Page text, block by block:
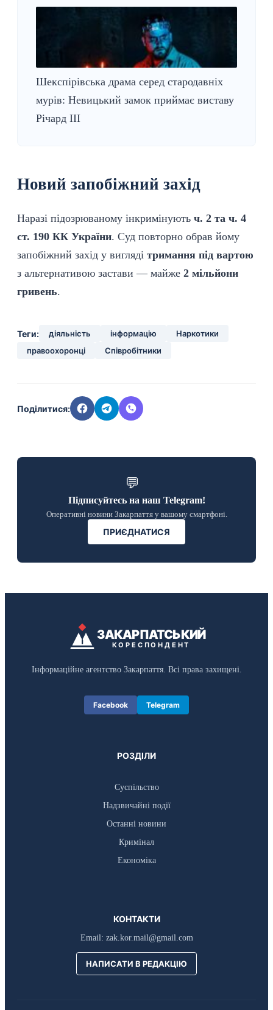
Шекспірівська драма серед стародавніх
мурів: Невицький замок приймає виставу
Річард ІІІ
Новий запобіжний захід
Наразі підозрюваному інкримінують ч. 2 та ч. 4
ст. 190 КК України. Суд повторно обрав йому
запобіжний захід у вигляді тримання під вартою
з альтернативою застави — майже 2 мільйони
гривень.
Теги: діяльність інформацію
Наркотики
правоохоронці
Співробітники
Поділитися:
💬
Підписуйтесь на наш Telegram!
Оперативні новини Закарпаття у вашому смартфоні.
ПРИЄДНАТИСЯ
ЗАКАРПАТСЬКИЙ
КОРЕСПОНДЕНТ
Інформаційне агентство Закарпаття. Всі права захищені.
Facebook Telegram
РОЗДІЛИ
Суспільство
Надзвичайні події
Останні новини
Кримінал
Економіка
КОНТАКТИ
Email: zak.kor.mail@gmail.com
НАПИСАТИ В РЕДАКЦІЮ